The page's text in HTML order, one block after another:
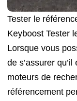
Tester le
Keyboost Tester
Lorsque vous
de s’assurer
moteurs de
référencement